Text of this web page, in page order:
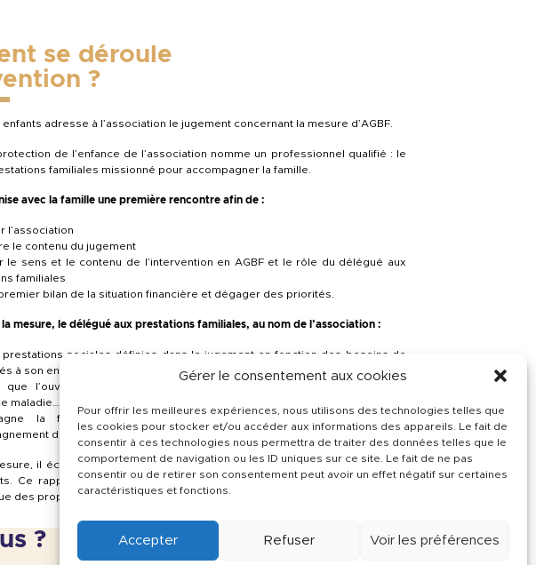
Gérer le consentement aux cookies
Pour offrir les meilleures expériences, nous utilisons des technologies telles que
les cookies pour stocker et/ou accéder aux informations des appareils. Le fait de
consentir à ces technologies nous permettra de traiter des données telles que le
comportement de navigation ou les ID uniques sur ce site. Le fait de ne pas
consentir ou de retirer son consentement peut avoir un effet négatif sur certaines
caractéristiques et fonctions.
Accepter Refuser Voir les préférences
se déroule
?
adresse à l’association le jugement concernant la mesure d’AGBF.
de l’enfance de l’association nomme un professionnel qualifié : le
familiales missionné pour accompagner la famille.
avec la famille une première rencontre afin de :
l’association
le contenu du jugement
le sens et le contenu de l’intervention en AGBF et le rôle du délégué aux
familiales
bilan de la situation financière et dégager des priorités.
mesure, le délégué aux prestations familiales, au nom de l’association :
prestations sociales définies dans le jugement en fonction des besoins de
à son entretien ou son éducation.
que l’ouverture aux droits est faite (logement, prestations sociales,
maladie…)
la famille dans une logique d’insertion sociale (entretiens,
dans les démarches, actions éducatives…)
il échange avec la famille sur le contenu du rapport qu’il adresse au
Ce rapport présente les actions mises en place et leurs effets sur la
des propositions (fin de mesure, renouvellement, autre action…)
?